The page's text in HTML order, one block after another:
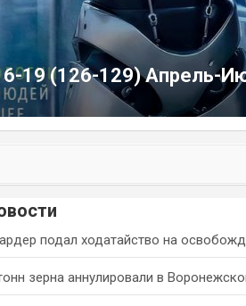
19 (126-129) Апрель-
подал ходатайство на
зерна аннулировали в